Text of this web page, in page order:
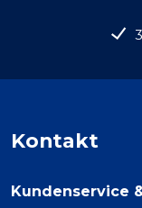
Kontakt
Kundenservice